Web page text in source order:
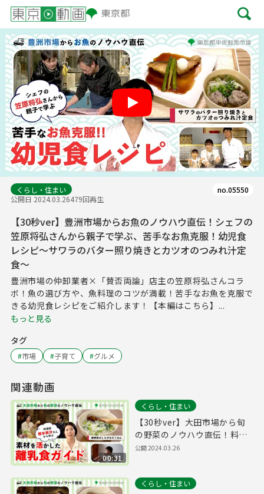
Play
くらし・住まい
公開日 2024.03.26479回再生
no.05550
【30秒ver】豊洲市場からお魚のノウハウ直伝！シェフの
笠原将弘さんから親子で学ぶ、苦手なお魚克服！幼児食
レシピ～サワラのバター照り焼きとカツオのつみれ汁定
食～
豊洲市場の仲卸業者×「賛否両論」店主の笠原将弘さんコラ
ボ！魚の選び方や、魚料理のコツが満載！苦手なお魚を克服で
きる幼児食レシピをご紹介します！【本編はこちら】...
もっと見る
タグ
#市場 #子育て #グルメ
関連動画
00:31
くらし・住まい
【30秒ver】大田市場から旬
の野菜のノウハウ直伝！料理
家榎本美沙さんから学ぶ、素
公開2024.03.26
くらし・住まい